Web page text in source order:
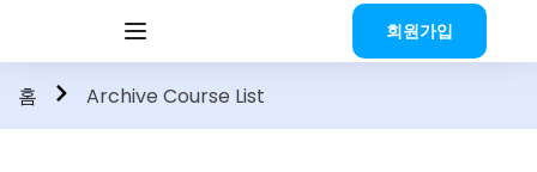
회원가입
홈 Archive Course List